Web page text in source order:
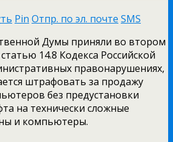
Pin Отпр. по эл. почте SMS
Думы приняли во втором
14.8 Кодекса Российской
правонарушениях,
штрафовать за продажу
без предустановки
на технически сложные
и компьютеры.